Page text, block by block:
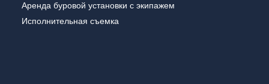
Аренда буровой установки с экипажем
Исполнительная съемка